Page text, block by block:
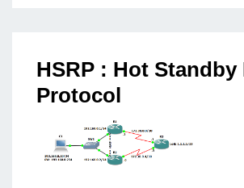
HSRP : Hot Standby
Protocol